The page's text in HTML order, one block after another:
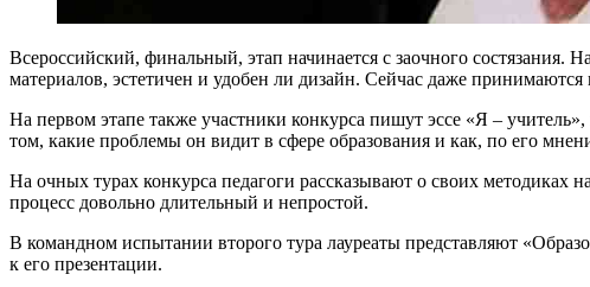
Всероссийский, финальный, этап начинается с заочного
материалов, эстетичен и удобен ли дизайн. Сейчас даже принимаются
На первом этапе также участники конкурса пишут эссе «Я –
том, какие проблемы он видит в сфере образования и как, по его
На очных турах конкурса педагоги рассказывают о своих методиках
процесс довольно длительный и непростой.
В командном испытании второго тура лауреаты представляют
к его презентации.